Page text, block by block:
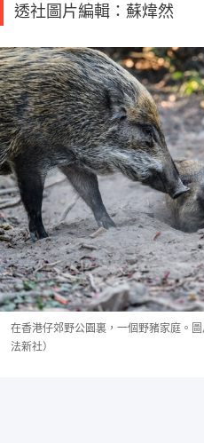
透社圖片編輯：蘇煒然
在香港仔郊野公園裏，一個野豬家庭。
法新社）